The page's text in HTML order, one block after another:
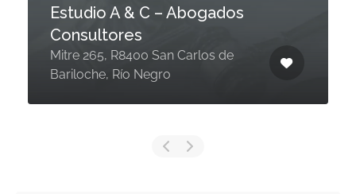
Estudio A & C – Abogados
Consultores
Mitre 265, R8400 San Carlos de
Bariloche, Río Negro